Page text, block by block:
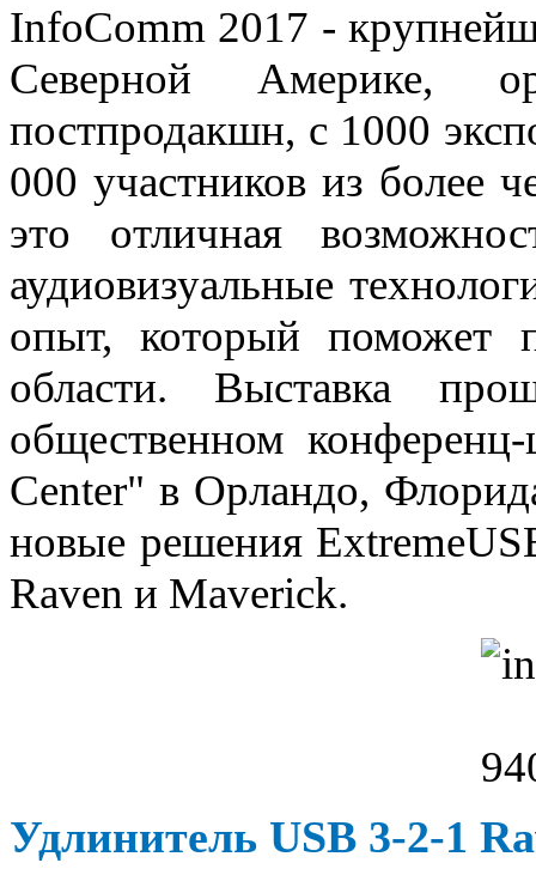
InfoComm 2017 -
Северной Америке,
постпродакшн, с 1000
000 участников из более
это отличная
аудиовизуальные
опыт, который поможет
области. Выставка
общественном
Center" в Орландо,
новые решения
Raven и Maverick.
Удлинитель USB 3-2-1